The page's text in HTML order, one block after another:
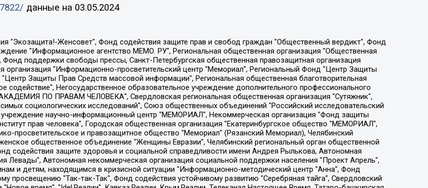
данные на 03.05.2024
в Латвийской Республике, SIA "Medusa Project" (регистрационный номер 40103797863, дата регистрации 10.06.2014), Некоммерческая организация "Фонд по борьбе с коррупцией", Автономная некоммерческая организация "Институт права и публичной политики", Баданин Роман Сергеевич, Гликин Максим Александрович, Железнова Мария Михайловна, Лукьянова Юлия Сергеевна, Маетная Елизавета Витальевна, Маняхин Петр Борисович, Чуракова Ольга Владимировна, Ярош Юлия Петровна, Юридическое лицо "The Insider SIA", зарегистрированное в Риге, Латвийская Республика (дата регистрации 26.06.2015), являющееся администратором доменного имени интернет-издания "The Insider SIA", https://theins.ru, Постернак Алексей Евгеньевич, Рубин Михаил Аркадьевич, Анин Роман Александрович, Юридическое лицо Istories fonds, зарегистрированное в Латвийской Республике (регистрационный номер 50008295751, дата регистрации 24.02.2020), Великовский Дмитрий Александрович, Долинина Ирина Николаевна, Мароховская Алеся Алексеевна, Шлейнов Роман Юрьевич, Шмагун Олеся Валентиновна, Общество с ограниченной ответственностью "Альтаир 2021", Общество с ограниченной ответственностью "Вега 2021", Общество с ограниченной ответственностью "Главный редактор 2021", Общество с ограниченной ответственностью "Ромашки монолит", Важенков Артем Валерьевич, Ивановская областная общественная организация "Центр гендерных исследований", Гурман Юрий Альбертович, Медиапроект "ОВД-Инфо", Егоров Владимир Владимирович, Жилинский Владимир Александрович, Общество с ограниченной ответственностью "ЗП", Иванова София Юрьевна, Карезина Инна Павловна, Кильтау Екатерина Викторовна, Петров Алексей Викторович, Пискунов Сергей Евгеньевич, Смирнов Сергей Сергеевич, Тихонов Михаил Сергеевич, Общество с ограниченной ответственностью "ЖУРНАЛИСТ-ИНОСТРАННЫЙ АГЕНТ", Арапова Галина Юрьевна, Вольтская Татьяна Анатольевна, Американская компания "Mason G.E.S. Anonymous Foundation" (США), являющаяся владельцем интернет-издания https://mnews.world/, Компания "Stichting Bellingcat", зарегистрированная в Нидерландах (дата регистрации 11.07.2018), Захаров Андрей Вячеславович, Клепиковская Екатерина Дмитриевна, Общество с ограниченной ответственностью "МЕМО", Перл Роман Александрович, Симонов Евгений Алексеевич, Соловьева Елена Анатольевна, Сотников Даниил Владимирович, Сурначева Елизавета Дмитриевна, Автономная некоммерческая организация по защите прав человека и информированию населения "Якутия – Наше Мнение", Общество с ограниченной ответственностью "Москоу диджитал медиа", с 26.01.2023 Общество с ограниченной ответственностью "Чайка Белые сады", Ветошкина Валерия Валерьевна, Заговора Максим Александрович, Межрегиональное общественное движение "Российская ЛГБТ - сеть", Оленичев Максим Владимирович, Павлов Иван Юрьевич, Скворцова Елена Сергеевна, Общество с ограниченной ответственностью "Как бы инагент", Кочетков Игорь Викторович, Общество с ограниченной ответственностью "Честные выборы", Еланчик Олег Александрович, Общество с ограниченной ответственностью "Нобелевский призыв", Гималова Регина Эмилевна, Григорьев Андрей Валерьевич, Григорьева Алина Александровна, Ассоциация по содействию защите прав призывников, альтернативнослужащих и военнослужащих "Правозащитная группа "Гражданин.Армия.Право", Хисамова Регина Фаритовна, Автономная некоммерческая организация по реализации социально-правовых программ "Лилит", Дальневосточное общественное движение "Маяк", Санкт-Петербургская ЛГБТ-инициативная группа "Выход", Инициативная группа ЛГБТ+ "Реверс", Алексеев Андрей Викторович, Бекбулатова Таисия Львовна, Беляев Иван Михайлович, Владыкина Елена Сергеевна, Гельман Марат Александрович, Никульшина Вероника Юрьевна, Толоконникова Надежда Андреевна, Шендерович Виктор Анатольевич, Общество с ограниченной ответственностью "Данное сообщение", Общество с ограниченной ответственностью Издательский дом "Новая глава", Айнбиндер Александра Александровна, Московский комьюнити-центр для ЛГБТ+инициатив, Благотворительный фонд развития филантропии, Deutsche Welle (Германия, Kurt-Schumacher-Strasse 3, 53113 Bonn), Борзунова Мария Михайловна, Воробьев Виктор Викторович, Голубева Анна Львовна, Константинова Алла Михайловна, Малкова Ирина Владимировна, Мурадов Мурад Абдулгалимович, Осетинская Елизавета Николаевна, Понасенков Евгений Николаевич, Ганапольский Матвей Юрьевич, Киселев Евгений Алексеевич, Борухович Ирина Григорьевна, Дремин Иван Тимофеевич, Дубровский Дмитрий Викторович, Красноярская региональная общественная организация поддержки и развития альтернативных образовательных технологий и межкультурных коммуникаций "ИНТЕРРА", Маяковская Екатерина Алексеевна, Фейгин Марк Захарович, Филимонов Андрей Викторович, Дзугкоева Регина Николаевна, Доброхотов Роман Александрович, Дудь Юрий Александрович, Елкин Сергей Владимирович, Кругликов Кирилл Игоревич, Сабунаева Мария Леонидовна, Семенов Алексей Владимирович, Шаинян Карен Багратович, Шульман Екатерина Михайловна, Асафьев Артур Валерьевич, Вахштайн Виктор Семенович, Венедиктов Алексей Алексеевич, Лушникова Екатерина Евгеньевна, Волков Леонид Михайлович, Невзоров Александр Глебович, Пархоменко Сергей Борисович, Сироткин Ярослав Николаевич, Кара-Мурза Владимир Владимирович, Баранова Наталья Владимировна, Гозман Леонид Яковлевич, Кагарлицкий Борис Юльевич, Климарев Михаил Валерьевич, Милов Владимир Станиславович, Автономная некоммерческая организация Краснодарский центр современного искусства "Типография", Моргенштерн Алишер Тагирович, Соболь Любовь Эдуардовна, Общество с ограниченной ответственностью "ЛИЗА НОРМ", Каспаров Гарри Кимович, Ходорковский Михаил Борисович, Общество с ограниченной ответственностью "Апрельские тезисы", Данилович Ирина Брониславовна, Кашин Олег Владимирович, Петров Николай Владимирович, Пивоваров Алексей Владимирович, Соколов Михаил Владимирович, Цветкова Юлия Владимировна, Чичваркин Евгений Александрович, Комитет против пыток/Команда против пыток, Общество с ограниченной ответственностью "Первый научный", Общество с ограниченной ответственностью "Вертолет и ко", Белоцерковская Вероника Борисовна, Кац Максим Евгеньевич, Лазарева Татьяна Юрьевна, Шаведдинов Руслан Табризович, Яшин Илья Валерьевич, Общество с ограниченной ответственностью "Иноагент ААВ", Алешковский Дмитрий Петрович, Альбац Евгения Марковна, Быков Дмитрий Львович, Галямина Юлия Евгеньевна, Лойко Сергей Леонидович, Мартынов Кирилл Константинович, Медведев Сергей Александрович, Крашенинников Федор Геннадиевич, Гордеева Катерина Вл